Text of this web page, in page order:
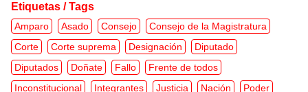
Etiquetas / Tags
Amparo Asado Consejo
Consejo de la Magistratura
Corte
Corte suprema Designación
Diputado
Diputados
Doñate Fallo
Frente de todos
Inconstitucional
Integrantes Justicia Nación
Poder